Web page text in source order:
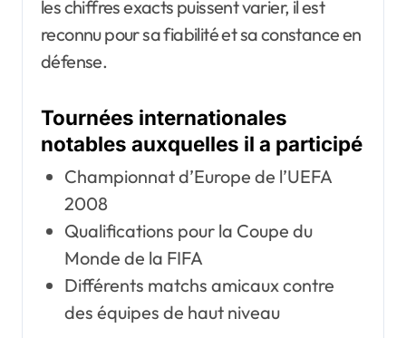
les chiffres exacts puissent varier, il est
reconnu pour sa fiabilité et sa constance en
défense.
Tournées internationales
notables auxquelles il a participé
Championnat d’Europe de l’UEFA
2008
Qualifications pour la Coupe du
Monde de la FIFA
Différents matchs amicaux contre
des équipes de haut niveau